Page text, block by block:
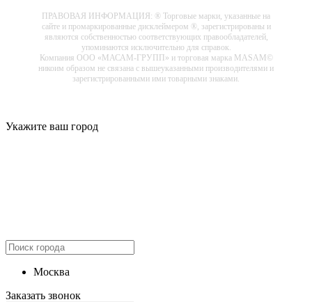
ПРАВОВАЯ ИНФОРМАЦИЯ: ® Торговые марки, указанные на
сайте и промаркированные дисклеймером ®, зарегистрированы и
являются собственностью соответствующих правообладателей,
упоминаются исключительно для справок.
Компания ООО «МАСАМ-ГРУПП» и торговая марка MASAM©
никоим образом не связана с вышеуказанными производителями и
зарегистрированными ими товарными знаками.
Укажите ваш город
Москва
Заказать звонок